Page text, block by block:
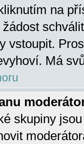
na
vstoupit.
Má
skupiny